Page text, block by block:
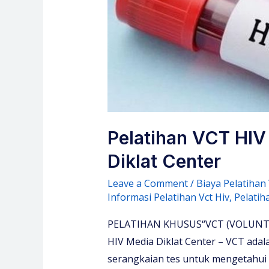
Pelatihan VCT
Diklat Center
Leave a Comment/ Biaya Pelatihan
Informasi Pelatihan Vct Hiv,
PELATIHAN KHUSUS“VCT
HIV Media Diklat Center – VCT
serangkaian tes untuk